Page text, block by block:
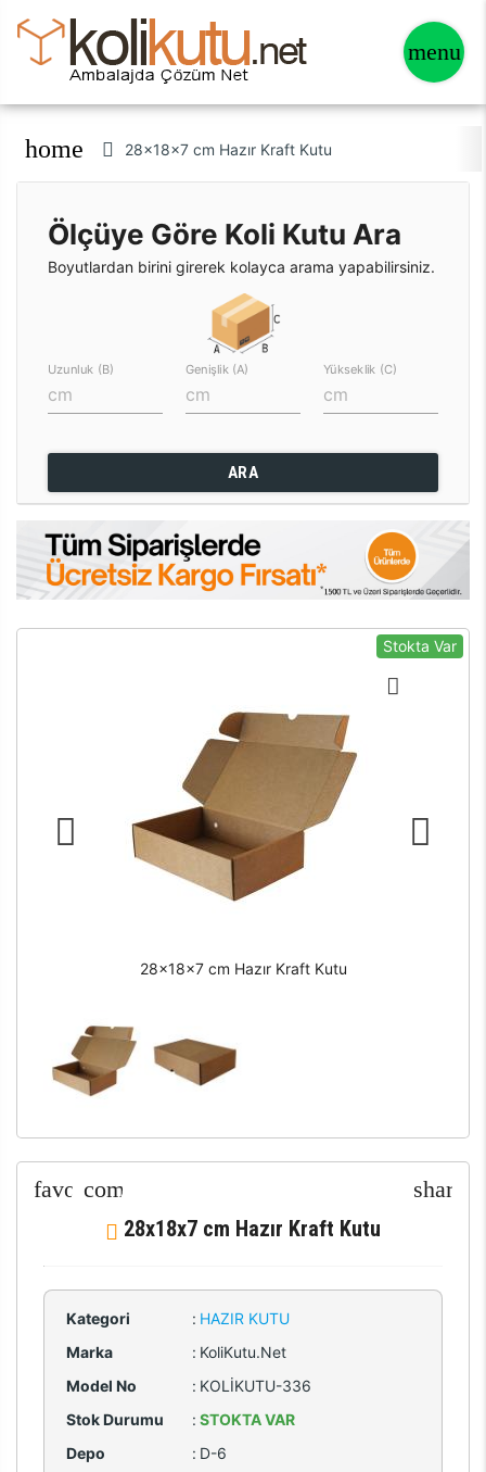
home 28x18x7 cm Hazır Kraft Kutu
Ölçüye Göre Koli Kutu Ara
Boyutlardan birini girerek kolayca arama yapabilirsiniz.
Uzunluk (B) Genişlik (A) Yükseklik (C)
ARA
Stokta Var
28x18x7 cm Hazır Kraft Kutu
28x18x7 cm Hazır Kraft Kutu
Kategori : HAZIR KUTU
Marka
: KoliKutu.Net
Model No
: KOLİKUTU-336
Stok Durumu
: STOKTA VAR
Depo
: D-6